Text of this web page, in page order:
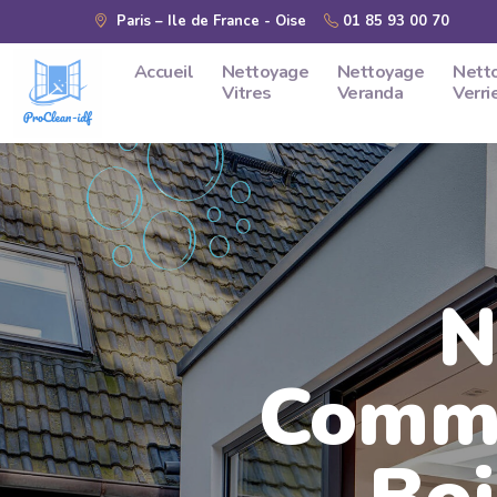
Skip to main contentParis – Ile de France - Oise 01 85 93 00 70
Accueil
Nettoyage
Vitres
Nettoyage
Veranda